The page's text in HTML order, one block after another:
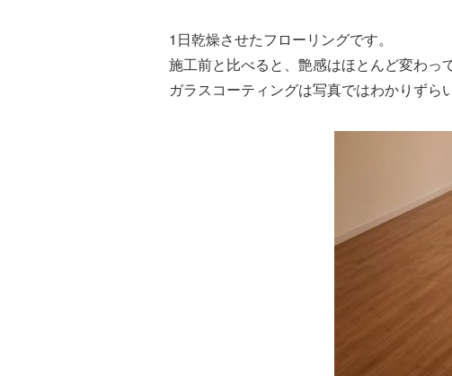
1日乾燥させたフローリングです。
施工前と比べると、艶感はほとんど変わっ
ガラスコーティングは写真ではわかりずら